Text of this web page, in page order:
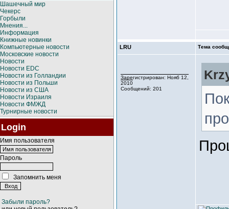
Шашечный мир
Чекерс
Горбыли
Мнения...
Информация
Книжные новинки
Компьютерные новости
Московские новости
Новости
Новости EDC
Новости из Голландии
Новости из Польши
Новости из США
Новости Израиля
Новости ФМЖД
Турнирные новости
Login
Имя пользователя
Пароль
Запомнить меня
Забыли пароль?
LRU Тема
Зарегистрирован: Нояб 12,
2010
Сообщений: 201